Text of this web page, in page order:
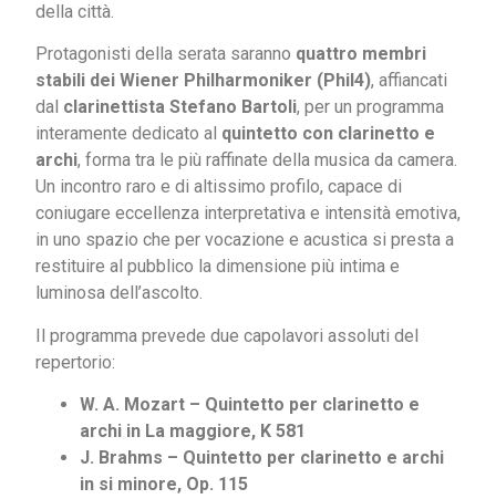
della città.
Protagonisti della serata saranno quattro membri
stabili dei Wiener Philharmoniker (Phil4), affiancati
dal clarinettista Stefano Bartoli, per un programma
interamente dedicato al quintetto con clarinetto e
archi, forma tra le più raffinate della musica da camera.
Un incontro raro e di altissimo profilo, capace di
coniugare eccellenza interpretativa e intensità emotiva,
in uno spazio che per vocazione e acustica si presta a
restituire al pubblico la dimensione più intima e
luminosa dell’ascolto.
Il programma prevede due capolavori assoluti del
repertorio:
W. A. Mozart – Quintetto per clarinetto e
archi in La maggiore, K 581
J. Brahms – Quintetto per clarinetto e archi
in si minore, Op. 115